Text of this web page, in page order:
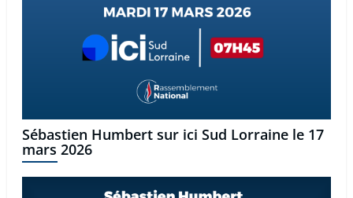
Sébastien Humbert sur ici Sud Lorraine le 17
mars 2026